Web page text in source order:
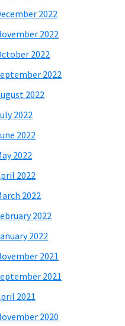
2022
2022
2022
2022
2022
2022
2022
2022
2022
2022
2022
2022
2021
2021
2021
2020